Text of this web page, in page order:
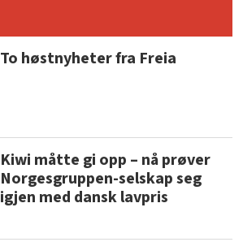
To høstnyheter fra Freia
Kiwi måtte gi opp – nå prøver
Norgesgruppen-selskap seg
igjen med dansk lavpris